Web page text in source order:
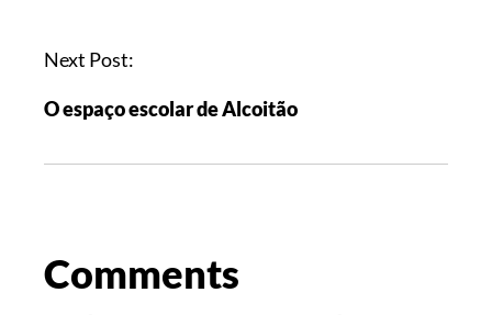
Next Post:
O espaço escolar de Alcoitão
Comments